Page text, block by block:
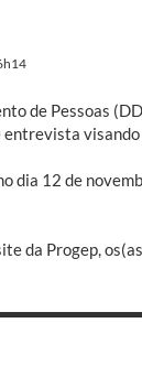
de Pessoas
visando
dia 12 de
da Progep,